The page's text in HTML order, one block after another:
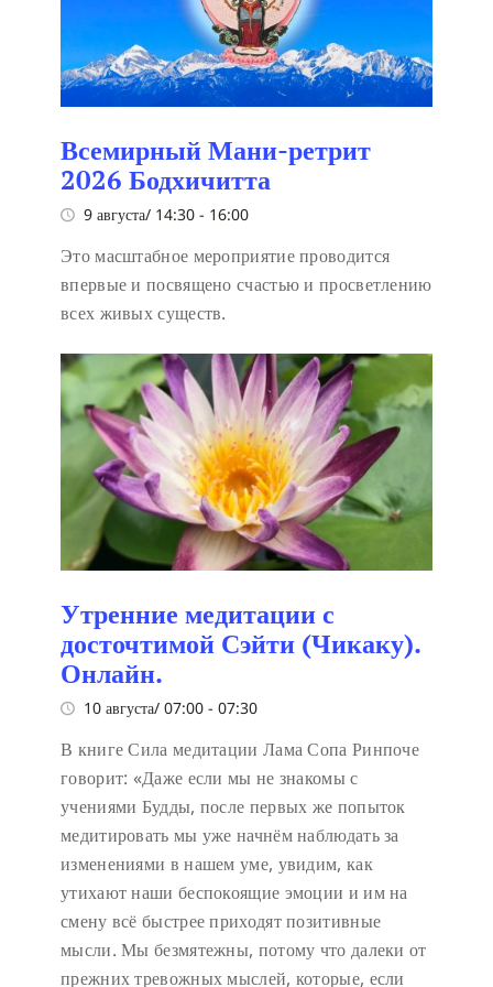
Всемирный Мани-ретрит
2026 Бодхичитта
9 августа/ 14:30 - 16:00
Это масштабное мероприятие проводится
впервые и посвящено счастью и просветлению
всех живых существ.
Утренние медитации с
досточтимой Сэйти (Чикаку).
Онлайн.
10 августа/ 07:00 - 07:30
В книге Сила медитации Лама Сопа Ринпоче
говорит: «Даже если мы не знакомы с
учениями Будды, после первых же попыток
медитировать мы уже начнём наблюдать за
изменениями в нашем уме, увидим, как
утихают наши беспокоящие эмоции и им на
смену всё быстрее приходят позитивные
мысли. Мы безмятежны, потому что далеки от
прежних тревожных мыслей, которые, если